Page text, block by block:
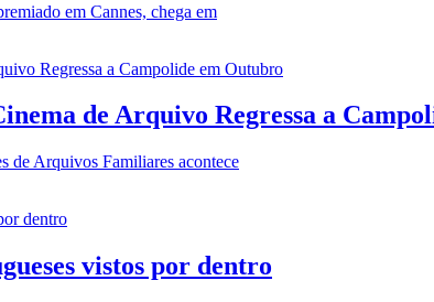
em Cannes, chega em
de Arquivo Regressa a
Arquivos Familiares acontece
vistos por dentro